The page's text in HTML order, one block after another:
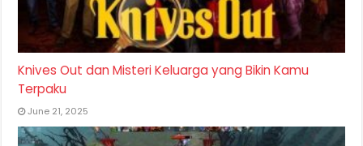
Knives Out dan Misteri Keluarga yang Bikin Kamu
Terpaku
June 21, 2025